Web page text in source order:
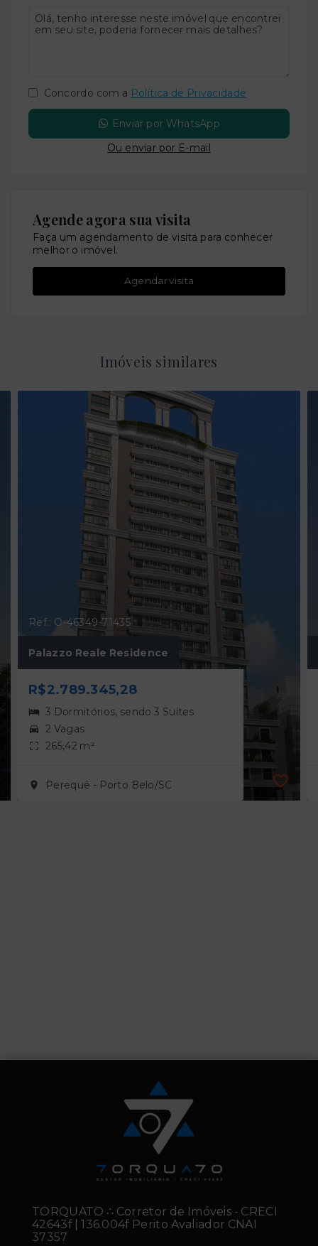
Concordo com a Política de Privacidade
Enviar por WhatsApp
Ou enviar por E-mail
Agende agora sua visita
Faça um agendamento de visita para conhecer
melhor o imóvel.
Agendar visita
Imóveis similares
Ref.: O-46349-71435
Palazzo Reale Residence
R$2.789.345,28
3 Dormitórios, sendo 3 Suítes
2 Vagas
265,42 m²
Perequê - Porto Belo/SC
TORQUATO ∴ Corretor de Imóveis - CRECI
42643f | 136.004f Perito Avaliador CNAI
37357